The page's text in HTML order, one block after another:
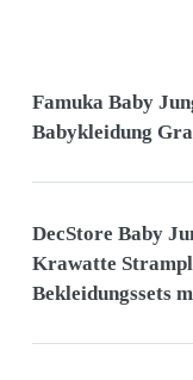
Famuka Baby
Babykleidung
DecStore Baby
Krawatte
Bekleidungssets